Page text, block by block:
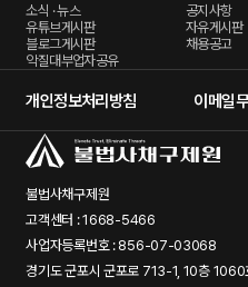
소식 · 뉴스
유튜브게시판
블로그게시판
악질대부업자공유
공지사항
자유게시판
채용공고
개인정보처리방침 이메일
불법사채구제원
고객센터 : 1668-5466
사업자등록번호 : 856-07-03068
경기도 군포시 군포로 713-1, 10층 1060